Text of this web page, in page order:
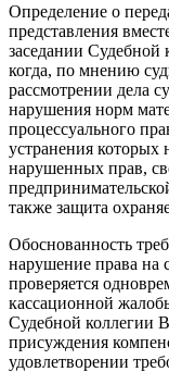
Определение о
представления
заседании
когда, по мнению
рассмотрении дела
нарушения норм
процессуального
устранения которых
нарушенных прав,
также защита
Обоснованность
нарушение права на
проверяется
кассационной
Судебной коллегии
присуждения
удовлетворении